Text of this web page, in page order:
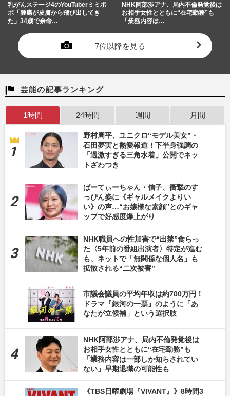
乳がんステージ4のYouTuberミミポ
ポ「腫瘍が皮膚から飛び出してき
た」34歳で余命…
NHK阿部渉アナ、局内不倫発覚後は
お相手女性とともに“在宅勤務”も
「業務内容は…
7位以降を見る
芸能の記事ランキング
1時間 24時間 週間 月間
野村周平、ユニクロ“モデル美女”・
石田夢実と熱愛報道！下半身強調の
「過激すぎる三角水着」公開でネッ
トざわつき
ぱーてぃーちゃん・信子、衝撃のす
っぴん姿に《ギャルメイクよりい
い》の声…“お嬢様な素顔”とのギャ
ップで好感度爆上がり
NHK職員への性加害で“出禁”食らっ
た〈5年前の番組出演者〉特定が進む
も、ネットで「無関係な個人名」も
拡散される“二次被害”
市議会議員の平均年収は約700万円！
ドラマ『銀河の一票』のように「あ
なたが立候補」という選択肢
NHK阿部渉アナ、局内不倫発覚後は
お相手女性とともに“在宅勤務”も
「業務内容は一部しか知らされてい
ない」早期退職の可能性も
《TBS日曜劇場『VIVANT』》8時間3